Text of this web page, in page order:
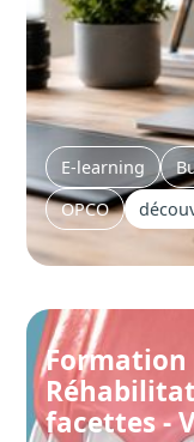
E-learning
OPCO
facettes -